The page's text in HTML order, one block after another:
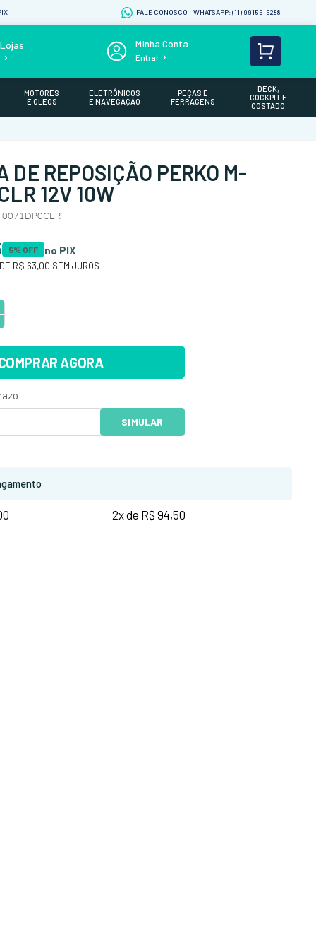
FALE CONOSCO - WHATSAPP: (11) 99155-6288
Entrar
MOTORES
E ÓLEOS
ELETRÔNICOS
E NAVEGAÇÃO
PEÇAS E
FERRAGENS
DECK,
COCKPIT E
COSTADO
DE REPOSIÇÃO PERKO M-
12V 10W
5% OFF no PIX
R$ 63,00 SEM JUROS
AGORA
2x de R$ 94,50